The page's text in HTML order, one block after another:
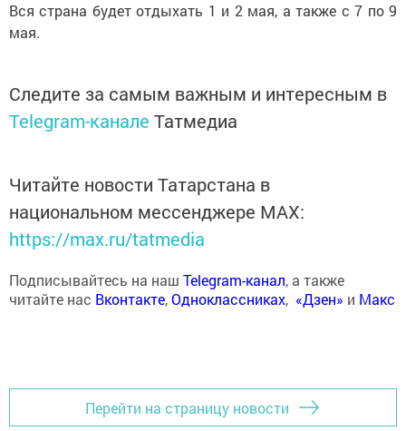
Вся страна будет отдыхать 1 и 2 мая, а также с 7 по 9
мая.
Следите за самым важным и интересным в
Telegram-канале Татмедиа
Читайте новости Татарстана в
национальном мессенджере MАХ:
https://max.ru/tatmedia
Подписывайтесь на наш Telegram-канал, а также
читайте нас Вконтакте,Одноклассниках, «Дзен» и Макс
Перейти на страницу новости